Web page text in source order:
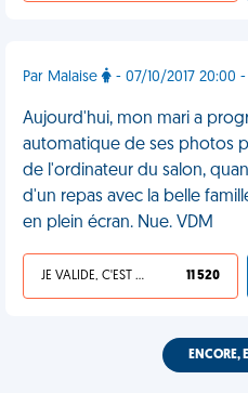
Par Malaise - 07/10/2017 20:00
Aujourd'hui, mon mari a
automatique de ses photos
de l'ordinateur du salon,
d'un repas avec la belle
en plein écran. Nue. VDM
JE VALIDE, C'EST UNE VDM 11 520
ENCORE,